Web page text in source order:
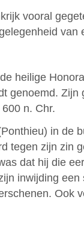
vooral
van
heilige
genoemd. Zijn
n. Chr.
in de
tegen zijn zin
dat hij die
inwijding een
Ook